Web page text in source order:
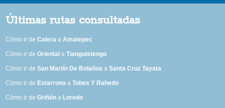
Últimas rutas consultadas
Cómo ir deCalera aAmatepec
Cómo ir deOriental aTianguistengo
Cómo ir deSan Martín De Bolaños aSanta Cruz Tayata
Cómo ir de Estarrona aTobes Y Rahedo
Cómo ir deGriñón a Loredo